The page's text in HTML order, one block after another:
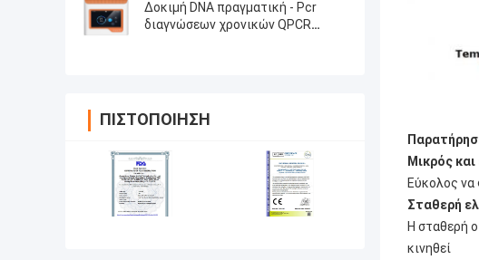
Δοκιμή DNA πραγματική - Pcr
διαγνώσεων χρονικών QPCR
ΠΙΣΤΟΠΟΊΗΣΗ
Μικρός
Εύκολος να
Σταθερή
Η σταθερή
κινηθεί